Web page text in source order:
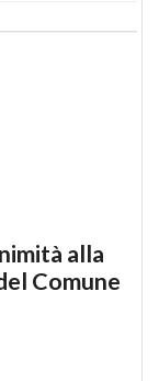
alla
Comune